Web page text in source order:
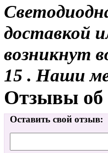
доставкой
возникнут
15 . Наши
Отзывы об
Оставить свой отзыв: